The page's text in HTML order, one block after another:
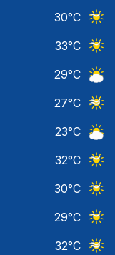
30°C
33°C
29°C
27°C
23°C
32°C
30°C
29°C
32°C